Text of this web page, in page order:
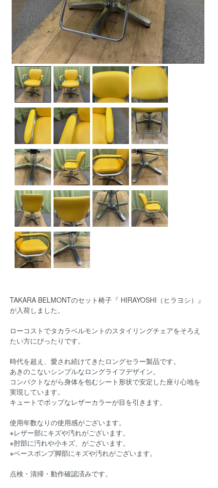
TAKARA BELMONTのセット椅子『 HIRAYOSHI（ヒラヨシ）』
が入荷しました。
ローコストでタカラベルモントのスタイリングチェアをそろえ
たい方にぴったりです。
時代を超え、愛され続けてきたロングセラー製品です。
あきのこないシンプルなロングライフデザイン。
コンパクトながら身体を包むシート形状で安定した座り心地を
実現しています。
キュートでポップなレザーカラーが目を引きます。
使用年数なりの使用感がございます。
※レザー部にキズや汚れがございます。
※肘部に汚れや小キズ、がございます。
※ベースポンプ脚部にキズや汚れがございます。
点検・清掃・動作確認済みです。